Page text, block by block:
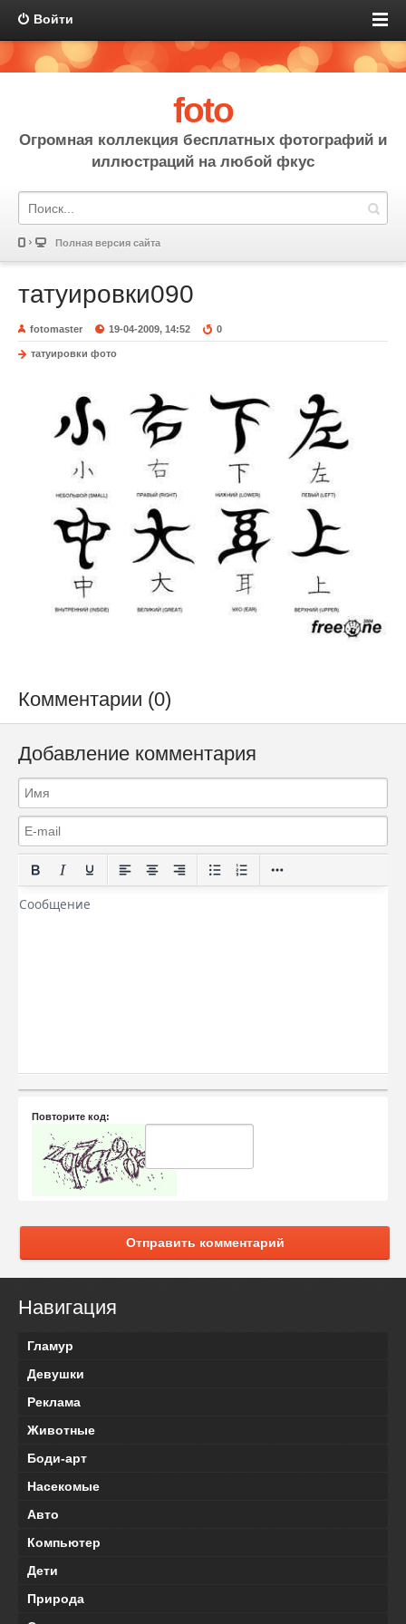
Войти
foto
Огромная коллекция бесплатных фотографий и
иллюстраций на любой фкус
Полная версия сайта
татуировки090
fotomaster 19-04-2009, 14:52 0
татуировки фото
Комментарии (0)
Добавление комментария
Повторите код:
Отправить комментарий
Навигация
Гламур
Девушки
Реклама
Животные
Боди-арт
Насекомые
Авто
Компьютер
Дети
Природа